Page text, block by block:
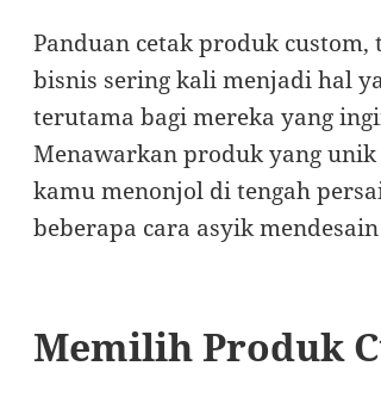
Panduan cetak produk
bisnis sering kali menjadi hal
terutama bagi mereka yang
Menawarkan produk yang
kamu menonjol di tengah
beberapa cara asyik
Memilih Produk